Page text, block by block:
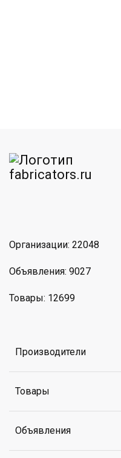
Организации: 22048
Объявления: 9027
Товары: 12699
Производители
Товары
Объявления